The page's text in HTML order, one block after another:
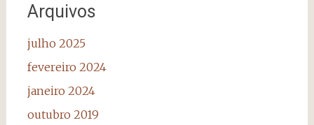
Arquivos
julho 2025
fevereiro 2024
janeiro 2024
outubro 2019